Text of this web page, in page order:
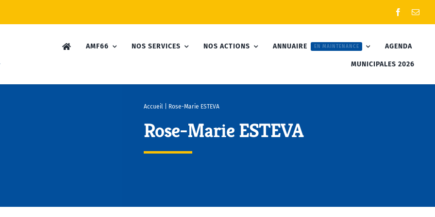
AMF66 NOS SERVICES NOS ACTIONS ANNUAIRE EN MAINTENANCE AGENDA
MUNICIPALES 2026
Accueil| Rose-Marie ESTEVA
Rose-Marie ESTEVA